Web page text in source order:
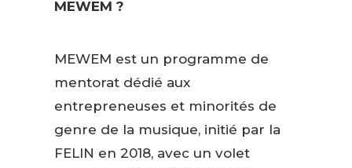
MEWEM ?
MEWEM est un programme de
mentorat dédié aux
entrepreneuses et minorités de
genre de la musique, initié par la
FELIN en 2018, avec un volet